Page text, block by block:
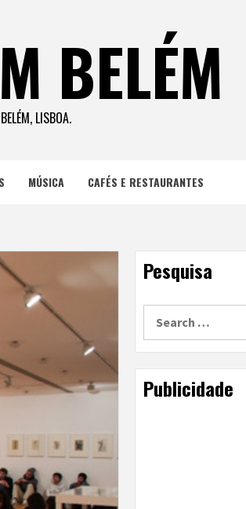
BELÉM
LISBOA.
MÚSICA CAFÉS E RESTAURANTES
Pesquisa
Publicidade